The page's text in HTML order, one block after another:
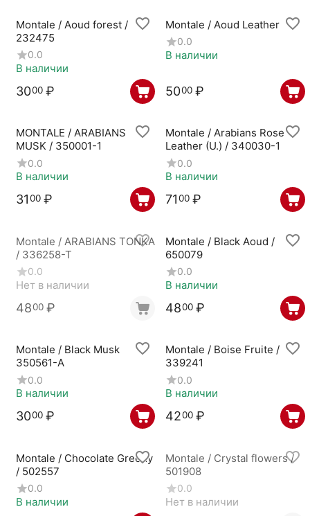
Montale / Aoud forest /
232475
0.0
В наличии
3000 ₽
Montale / Aoud Leather
0.0
В наличии
5000 ₽
MONTALE / ARABIANS
MUSK / 350001-1
0.0
В наличии
3100 ₽
Montale / Arabians Rose
Leather (U.) / 340030-1
0.0
В наличии
7100 ₽
Montale / ARABIANS TONKA
/ 336258-T
0.0
Нет в наличии
4800 ₽
Montale / Black Aoud /
650079
0.0
В наличии
4800 ₽
Montale / Black Musk
350561-A
0.0
В наличии
3000 ₽
Montale / Boise Fruite /
339241
0.0
В наличии
4200 ₽
Montale / Chocolate Greedy
/ 502557
0.0
В наличии
Montale / Crystal flowers /
501908
0.0
Нет в наличии